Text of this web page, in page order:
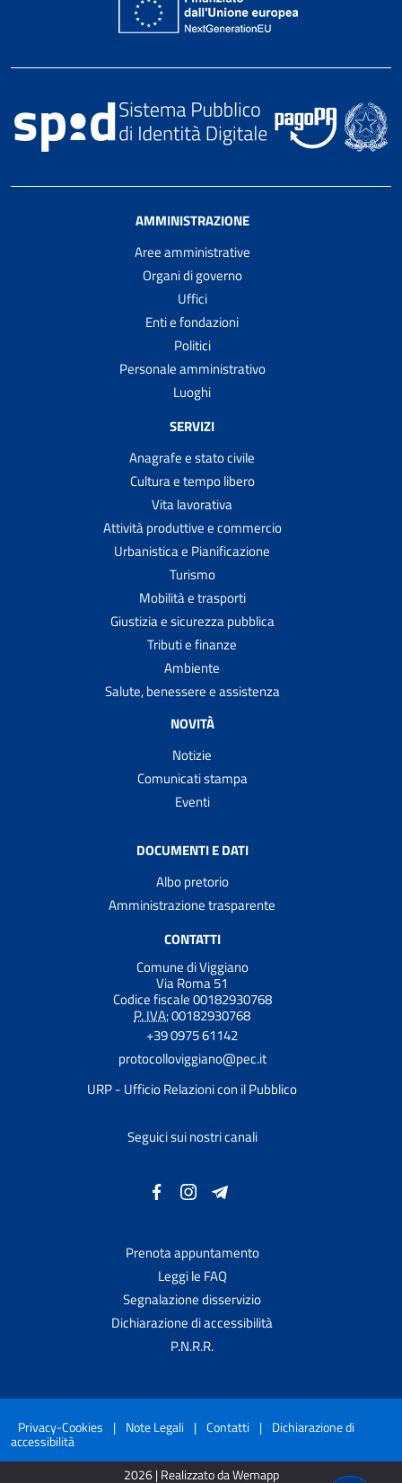
AMMINISTRAZIONE
Aree amministrative
Organi di governo
Uffici
Enti e fondazioni
Politici
Personale amministrativo
Luoghi
SERVIZI
Anagrafe e stato civile
Cultura e tempo libero
Vita lavorativa
Attività produttive e commercio
Urbanistica e Pianificazione
Turismo
Mobilità e trasporti
Giustizia e sicurezza pubblica
Tributi e finanze
Ambiente
Salute, benessere e assistenza
NOVITÀ
Notizie
Comunicati stampa
Eventi
DOCUMENTI E DATI
Albo pretorio
Amministrazione trasparente
CONTATTI
Comune di Viggiano
Via Roma 51
Codice fiscale 00182930768
P. IVA:00182930768
+39 0975 61142
protocolloviggiano@pec.it
URP - Ufficio Relazioni con il Pubblico
Seguici sui nostri canali
Prenota appuntamento
Leggi le FAQ
Segnalazione disservizio
Dichiarazione di accessibilità
P.N.R.R.
Privacy-Cookies | Note Legali | Contatti | Dichiarazione di
accessibilità
2026 | Realizzato da Wemapp